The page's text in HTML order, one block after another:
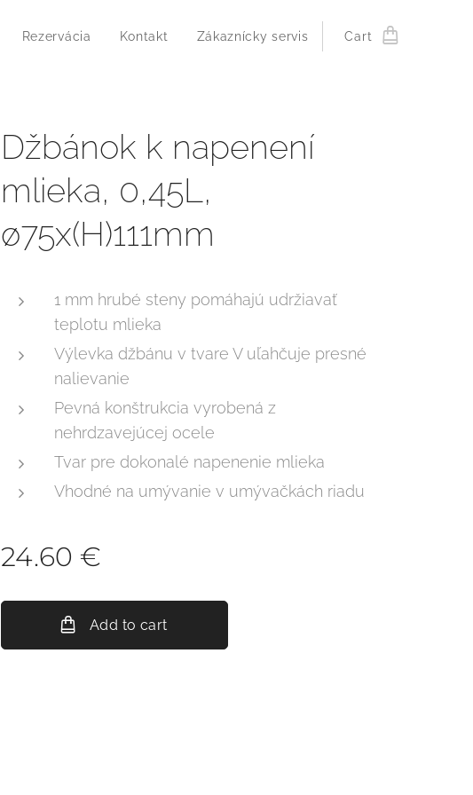
Rezervácia Kontakt Zákaznícky servis Cart
Džbánok k napenení
mlieka, 0,45L,
ø75x(H)111mm
1 mm hrubé steny pomáhajú udržiavať
teplotu mlieka
Výlevka džbánu v tvare V uľahčuje presné
nalievanie
Pevná konštrukcia vyrobená z
nehrdzavejúcej ocele
Tvar pre dokonalé napenenie mlieka
Vhodné na umývanie v umývačkách riadu
24.60 €
Add to cart